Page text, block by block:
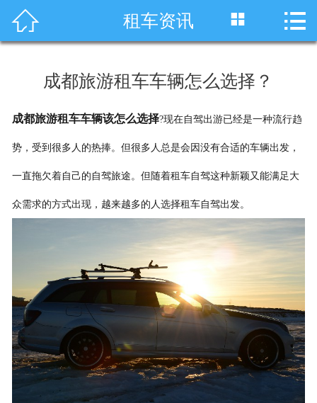
 首页
川藏线租车
租车资讯
关于我们
联系我们
 租车资讯  
成都旅游租车车辆怎么选择？
成都旅游租车车辆该怎么选择?现在自驾出游已经是一种流行趋
势，受到很多人的热捧。但很多人总是会因没有合适的车辆出发，
一直拖欠着自己的自驾旅途。但随着租车自驾这种新颖又能满足大
众需求的方式出现，越来越多的人选择租车自驾出发。